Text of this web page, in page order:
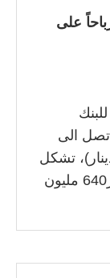
أرباحاً على
تصل الى
(3ر256 مليون دينار)، تشكل
40 بالمائة من رأسمال البنك والبالغ 8ر640 مليون